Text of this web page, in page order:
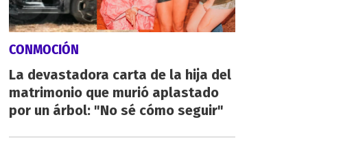
CONMOCIÓN
La devastadora carta de la hija del
matrimonio que murió aplastado
por un árbol: "No sé cómo seguir"